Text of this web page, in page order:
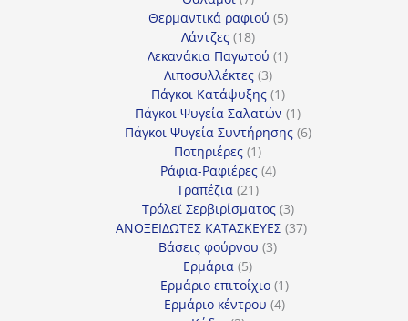
προϊόντα
Θερμαντικά ραφιού 55
Λάντζες 1818
προϊόντα
Λεκανάκια Παγωτού 11
Λιποσυλλέκτες 33
προϊόντα
Πάγκοι Κατάψυξης 11
προϊόν
Πάγκοι Ψυγεία Σαλατών 11
προϊόν
Πάγκοι Ψυγεία Συντήρησης 66
Ποτηριέρες 11
προϊόν
Ράφια-Ραφιέρες 44
Τραπέζια 2121
προϊόντα
Τρόλεϊ Σερβιρίσματος 33
προϊόντα
ΑΝΟΞΕΙΔΩΤΕΣ ΚΑΤΑΣΚΕΥΕΣ 3737
Βάσεις φούρνου 33
Ερμάρια 55
προϊόντα
Ερμάριο επιτοίχιο 11
προϊόν
Ερμάριο κέντρου 44